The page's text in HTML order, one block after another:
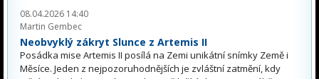
08.04.2026 14:40
Martin Gembec
Neobvyklý zákryt Slunce z Artemis II
Posádka mise Artemis II posílá na Zemi unikátní snímky Země i
Měsíce. Jeden z nejpozoruhodnějších je zvláštní zatmění, kdy